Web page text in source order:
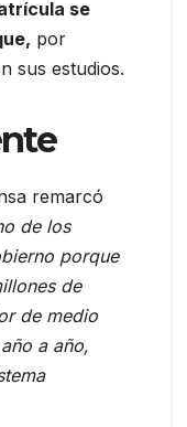
se
por
sus estudios.
remarcó
de los
porque
de
de medio
a año,